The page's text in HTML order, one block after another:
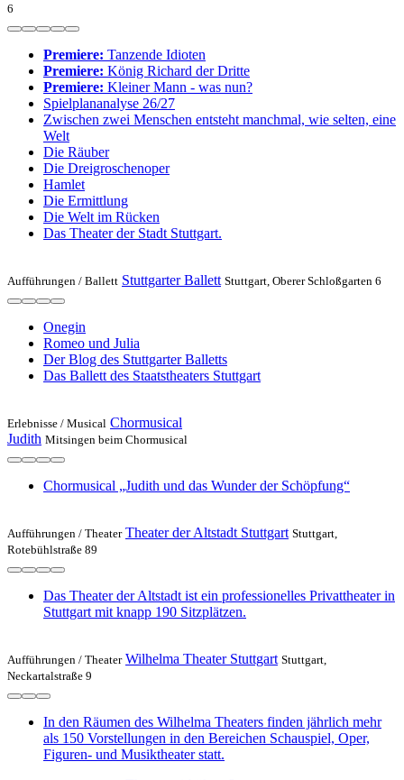
6
Premiere: Tanzende Idioten
Premiere: König Richard der Dritte
Premiere: Kleiner Mann - was nun?
Spiel­plan­analyse 26/27
Zwischen zwei Menschen ent­steht manch­mal, wie selten, eine
Welt
Die Räuber
Die Drei­groschen­oper
Hamlet
Die Ermittlung
Die Welt im Rücken
Das Theater der Stadt Stuttgart.
Aufführungen / Ballett Stuttgarter Ballett Stuttgart, Oberer Schloßgarten 6
Onegin
Romeo und Julia
Der Blog des Stuttgarter Balletts
Das Ballett des Staatstheaters Stuttgart
Erlebnisse / Musical Chormusical
Judith Mitsingen beim Chormusical
Chormusical „Judith und das Wunder der Schöpfung“
Aufführungen / Theater Theater der Altstadt Stuttgart Stuttgart,
Rotebühlstraße 89
Das Theater der Altstadt ist ein professionelles Privattheater in
Stuttgart mit knapp 190 Sitzplätzen.
Aufführungen / Theater Wilhelma Theater Stuttgart Stuttgart,
Neckartalstraße 9
In den Räumen des Wilhelma Theaters finden jährlich mehr
als 150 Vorstellungen in den Bereichen Schauspiel, Oper,
Figuren- und Musiktheater statt.